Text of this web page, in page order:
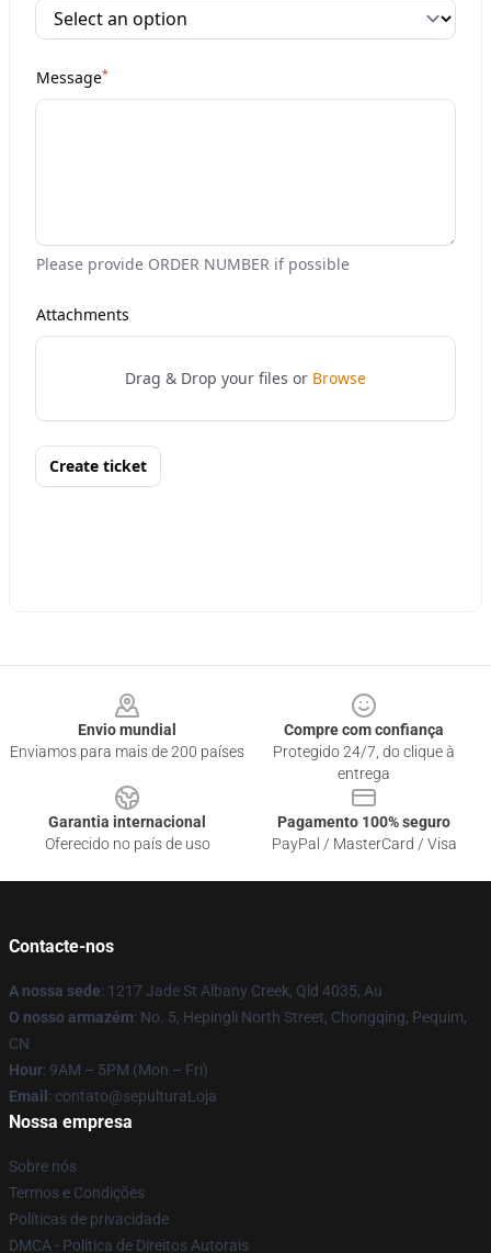
Envio mundial
Enviamos para mais de 200 países
Compre com confiança
Protegido 24/7, do clique à
entrega
Garantia internacional
Oferecido no país de uso
Pagamento 100% seguro
PayPal / MasterCard / Visa
Contacte-nos
A nossa sede: 1217 Jade St Albany Creek, Qld 4035, Au
O nosso armazém: No. 5, Hepingli North Street, Chongqing, Pequim,
CN
Hour: 9AM – 5PM (Mon – Fri)
Email : contato@sepulturaLoja
Nossa empresa
Sobre nós
Termos e Condições
Políticas de privacidade
DMCA - Política de Direitos Autorais